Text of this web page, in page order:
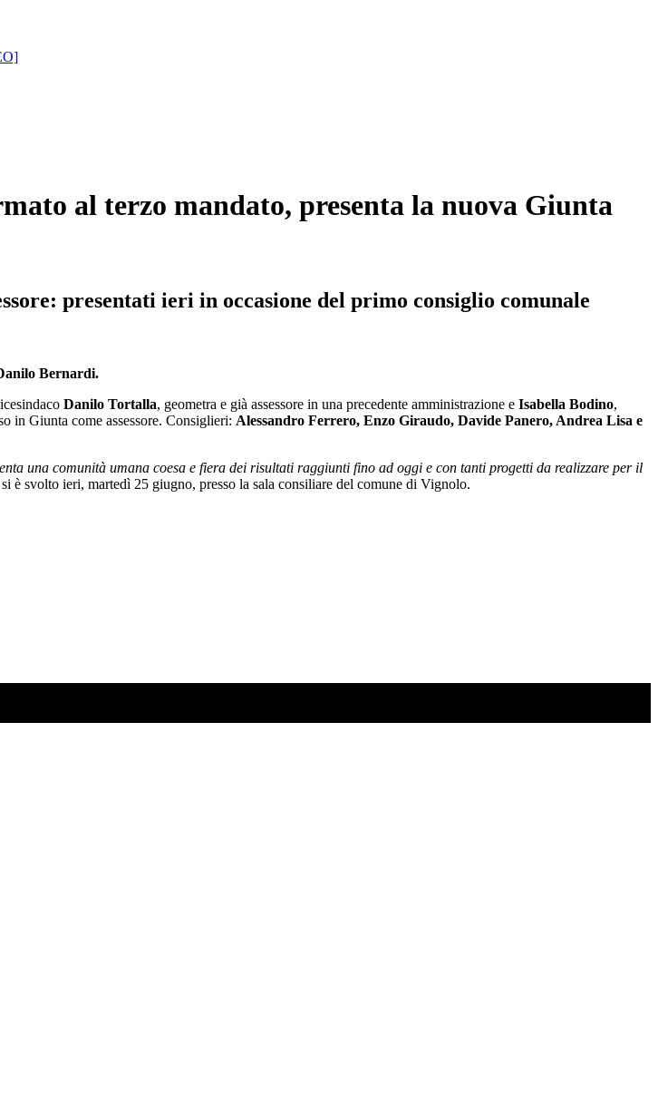
al terzo mandato, presenta la nuova Giunta
presentati ieri in occasione del primo consiglio comunale
Bernardi.
Danilo Tortalla, geometra e già assessore in una precedente amministrazione e Isabella Bodino,
in Giunta come assessore. Consiglieri: Alessandro Ferrero, Enzo Giraudo, Davide Panero, Andrea Lisa e
una comunità umana coesa e fiera dei risultati raggiunti fino ad oggi e con tanti progetti da realizzare per il
è svolto ieri, martedì 25 giugno, presso la sala consiliare del comune di Vignolo.